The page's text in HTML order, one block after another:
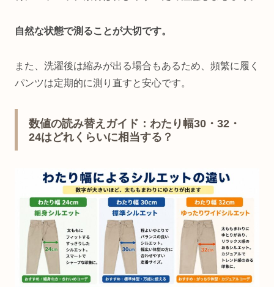
自然な状態で測ることが大切です。
また、洗濯後は縮みが出る場合もあるため、頻繁に履く
パンツは定期的に測り直すと安心です。
数値の読み替えガイド：わたり幅30・32・
24はどれくらいに相当する？